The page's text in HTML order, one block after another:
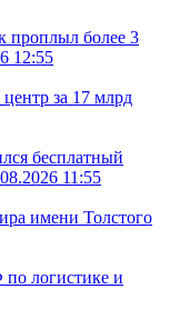
проплыл более 3
12:55
за 17 млрд
бесплатный
11:55
имени Толстого
логистике и